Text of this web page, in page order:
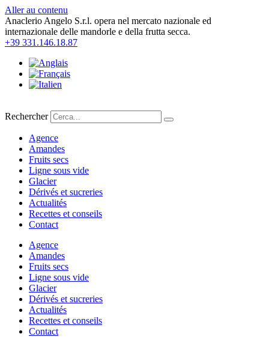
Aller au contenu
Anaclerio Angelo S.r.l. opera nel mercato nazionale ed
internazionale delle mandorle e della frutta secca.
+39 331.146.18.87
Rechercher
Agence
Amandes
Fruits secs
Ligne sous vide
Glacier
Dérivés et sucreries
Actualités
Recettes et conseils
Contact
Agence
Amandes
Fruits secs
Ligne sous vide
Glacier
Dérivés et sucreries
Actualités
Recettes et conseils
Contact